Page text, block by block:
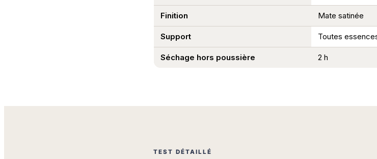
Finition Mate satinée
Support Toutes
Séchage hors poussière 2 h
TEST DÉTAILLÉ